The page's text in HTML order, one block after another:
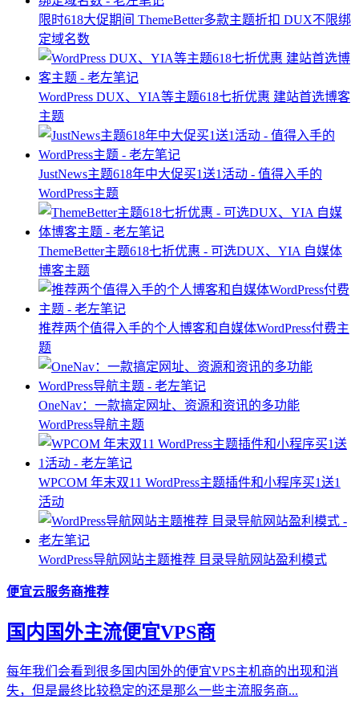
限时618大促期间 ThemeBetter多款主题折扣 DUX不限绑
定域名数
WordPress DUX、YIA等主题618七折优惠 建站首选博客
主题
JustNews主题618年中大促买1送1活动 - 值得入手的
WordPress主题
ThemeBetter主题618七折优惠 - 可选DUX、YIA 自媒体
博客主题
推荐两个值得入手的个人博客和自媒体WordPress付费主
题
OneNav：一款搞定网址、资源和资讯的多功能
WordPress导航主题
WPCOM 年末双11 WordPress主题插件和小程序买1送1
活动
WordPress导航网站主题推荐 目录导航网站盈利模式
便宜云服务商推荐
国内国外主流便宜VPS商
每年我们会看到很多国内国外的便宜VPS主机商的出现和消
失，但是最终比较稳定的还是那么一些主流服务商...